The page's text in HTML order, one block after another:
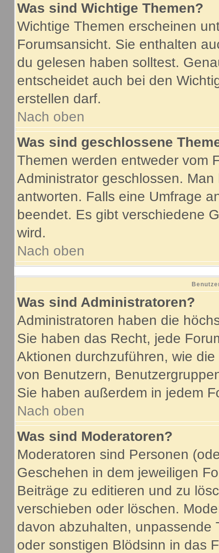
Was sind Wichtige Themen?
Wichtige Themen erscheinen
Forumsansicht. Sie enthalten
du gelesen haben solltest.
entscheidet auch bei den
erstellen darf.
Nach oben
Was sind geschlossene
Themen werden entweder vom
Administrator geschlossen.
antworten. Falls eine Umfrage
beendet. Es gibt verschiedene
wird.
Nach oben
Was sind Administratoren?
Administratoren haben die
Sie haben das Recht, jede
Aktionen durchzuführen, wie
von Benutzern,
Sie haben außerdem in jedem
Nach oben
Was sind Moderatoren?
Moderatoren sind Personen
Geschehen in dem jeweiligen
Beiträge zu editieren und zu
verschieben oder löschen.
davon abzuhalten, unpassende
oder sonstigen Blödsinn in das